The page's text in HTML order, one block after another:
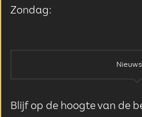
Zondag:
Blijf op de hoogte van de